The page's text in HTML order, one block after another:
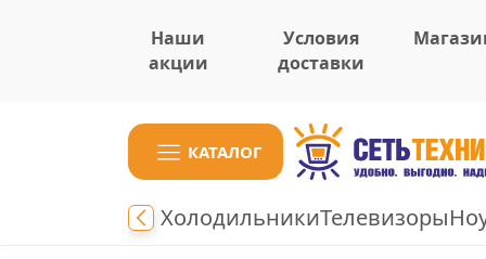
Наши
акции
Условия
доставки
КАТАЛОГ
ХолодильникиТелевизоры